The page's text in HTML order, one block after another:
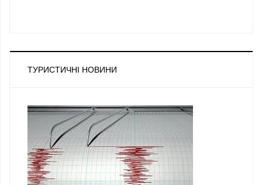
ТУРИСТИЧНІ НОВИНИ